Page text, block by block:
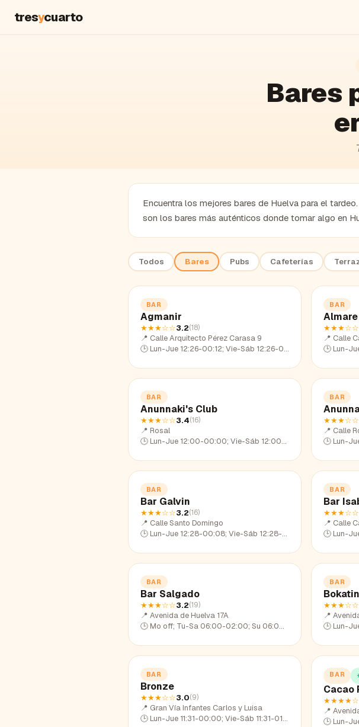
tresycuarto
Bares
Encuentra los mejores bares de Huelva para el
son los bares más auténticos donde tomar algo en
Todos Bares Pubs Cafeterías
BAR
Agmanir
★★★☆☆3.2(18)
📍 Calle Arquitecto Pérez Carasa 9
🕒 Lun-Jue 12:26-00:12; Vie-Sáb 12:26-01:31; Dom 12:26-23:16
BAR
★★★☆☆
📍 Calle
🕒 Lun-Jue
BAR
Anunnaki's Club
★★★☆☆3.4(16)
📍 Rosal
🕒 Lun-Jue 12:00-00:00; Vie-Sáb 12:00-01:43; Dom 12:00-22:47
BAR
★★★☆☆
📍 Calle
🕒 Lun-Jue
BAR
Bar Galvin
★★★☆☆3.2(16)
📍 Calle Santo Domingo
🕒 Lun-Jue 12:28-00:08; Vie-Sáb 12:28-02:10; Dom 12:28-23:08
BAR
Bar
★★★☆☆
📍 Calle
🕒 Lun-Jue
BAR
Bar Salgado
★★★☆☆3.2(19)
📍 Avenida de Huelva 17A
🕒 Mo off; Tu-Sa 06:00-02:00; Su 06:00-24:00
BAR
★★★☆☆
📍
🕒 Lun-Jue
BAR
Bronze
★★★☆☆3.0(9)
📍 Gran Vía Infantes Carlos y Luisa
🕒 Lun-Jue 11:31-00:00; Vie-Sáb 11:31-01:33; Dom 11:31-23:12
BAR
Cacao
★★★★☆
📍
🕒 Lun-Jue